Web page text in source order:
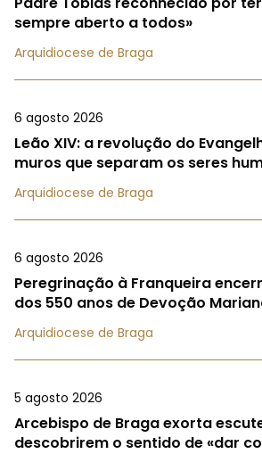
sempre aberto a todos»
Arquidiocese de Braga
6 agosto 2026
Leão XIV: a revolução do
muros que separam os seres
Arquidiocese de Braga
6 agosto 2026
Peregrinação à Franqueira
dos 550 anos de Devoção
Arquidiocese de Braga
5 agosto 2026
Arcebispo de Braga exorta
descobrirem o sentido de «dar